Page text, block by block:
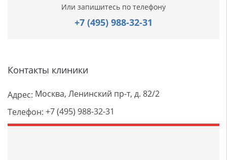
Или запишитесь по телефону
+7 (495) 988-32-31
Контакты клиники
Адрес: Москва, Ленинский пр-т, д. 82/2
Телефон: +7 (495) 988-32-31